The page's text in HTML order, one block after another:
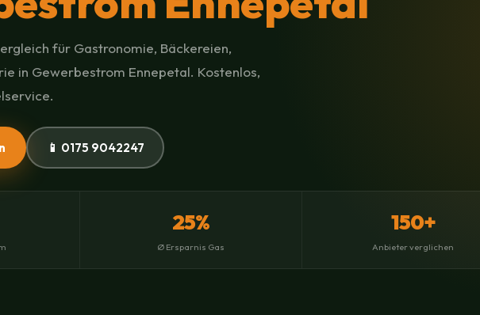
für Gastronomie, Bäckereien,
in Gewerbestrom Ennepetal. Kostenlos,
📱 0175 9042247
25%
Ø Ersparnis Gas
150+
Anbieter verglichen